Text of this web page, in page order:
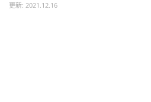
更新: 2021.12.16